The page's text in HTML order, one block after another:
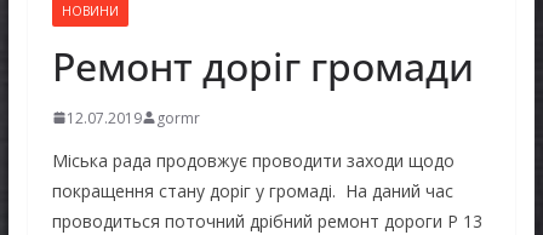
НОВИНИ
Ремонт доріг громади
12.07.2019 gormr
Міська рада продовжує проводити заходи щодо
покращення стану доріг у громаді. На даний час
проводиться поточний дрібний ремонт дороги Р 13